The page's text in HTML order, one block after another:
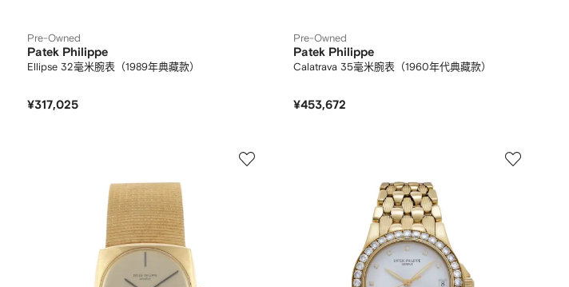
Pre-Owned
Patek Philippe
Ellipse 32毫米腕表（1989年典藏款）
¥317,025
Pre-Owned
Patek Philippe
Calatrava 35毫米腕表（1960年代典藏款）
¥453,672